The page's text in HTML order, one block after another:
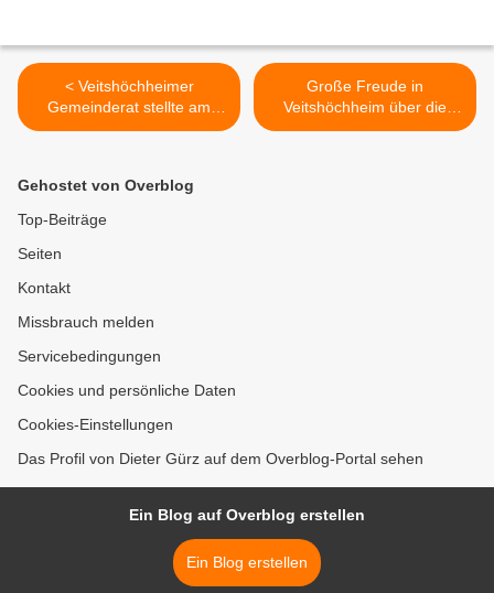
< Veitshöchheimer
Gemeinderat stellte am
25.10. Weichen für
Große Freude in
Veitshöchheim über die
Bundeswehr-
Gehostet von Overblog
Top-Beiträge
Seiten
Kontakt
Missbrauch melden
Servicebedingungen
Cookies und persönliche Daten
Cookies-Einstellungen
Das Profil von Dieter Gürz auf dem Overblog-Portal sehen
Ein Blog auf Overblog erstellen
Ein Blog erstellen